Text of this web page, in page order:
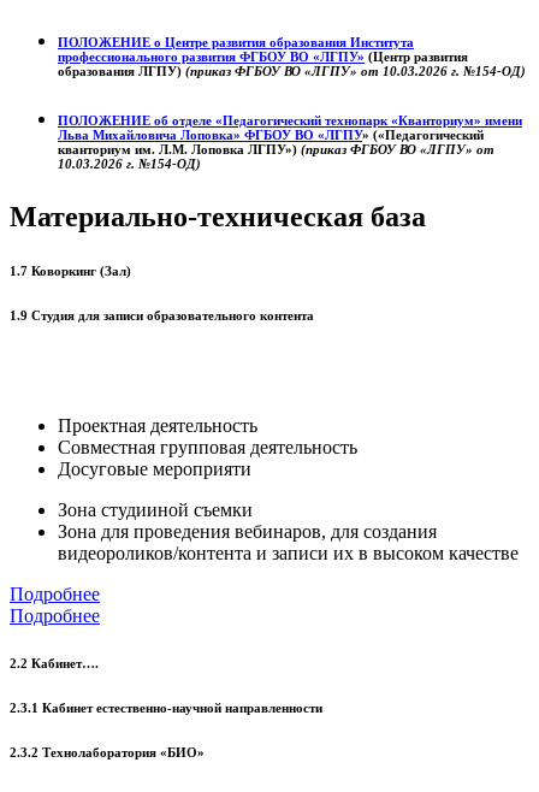
ПОЛОЖЕНИЕ о Центре развития образования Института
профессионального развития ФГБОУ ВО «ЛГПУ» (Центр развития
образования ЛГПУ) (приказ ФГБОУ ВО «ЛГПУ» от 10.03.2026 г. №154-ОД)
ПОЛОЖЕНИЕ об отделе «Педагогический технопарк «Кванториум» имени
Льва Михайловича Лоповка» ФГБОУ ВО «ЛГПУ» («Педагогический
кванториум им. Л.М. Лоповка ЛГПУ») (приказ ФГБОУ ВО «ЛГПУ» от
10.03.2026 г. №154-ОД)
Материально-техническая база
1.7 Коворкинг (Зал)
1.9 Студия для записи образовательного контента
Проектная деятельность
Совместная групповая деятельность
Досуговые мероприяти
Зона студииной съемки
Зона для проведения вебинаров, для создания
видеороликов/контента и записи их в высоком качестве
Подробнее
Подробнее
2.2 Кабинет….
2.3.1 Кабинет естественно-научной направленности
2.3.2 Технолаборатория «БИО»